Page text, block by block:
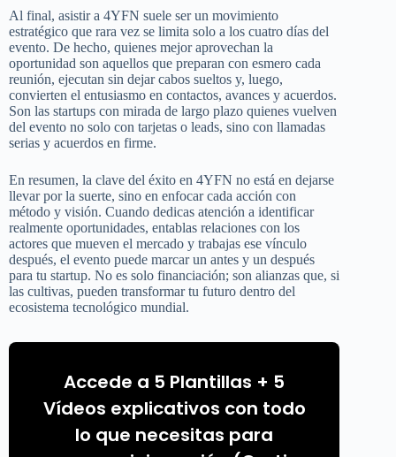
Al final, asistir a 4YFN suele ser un movimiento
estratégico que rara vez se limita solo a los cuatro días del
evento. De hecho, quienes mejor aprovechan la
oportunidad son aquellos que preparan con esmero cada
reunión, ejecutan sin dejar cabos sueltos y, luego,
convierten el entusiasmo en contactos, avances y acuerdos.
Son las startups con mirada de largo plazo quienes vuelven
del evento no solo con tarjetas o leads, sino con llamadas
serias y acuerdos en firme.
En resumen, la clave del éxito en 4YFN no está en dejarse
llevar por la suerte, sino en enfocar cada acción con
método y visión. Cuando dedicas atención a identificar
realmente oportunidades, entablas relaciones con los
actores que mueven el mercado y trabajas ese vínculo
después, el evento puede marcar un antes y un después
para tu startup. No es solo financiación; son alianzas que, si
las cultivas, pueden transformar tu futuro dentro del
ecosistema tecnológico mundial.
Accede a 5 Plantillas + 5
Vídeos explicativos con todo
lo que necesitas para